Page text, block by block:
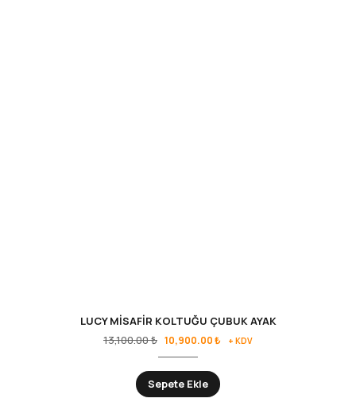
LUCY MİSAFİR KOLTUĞU ÇUBUK AYAK
13,100.00₺ 10,900.00₺ + KDV
Sepete Ekle